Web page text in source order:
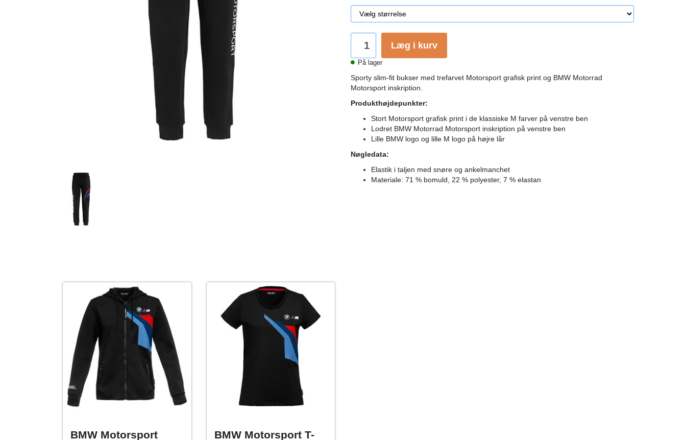
Læg i kurv
På lager
Sporty slim-fit bukser med trefarvet Motorsport grafisk print og BMW Motorrad
Motorsport inskription.
Produkthøjdepunkter:
Stort Motorsport grafisk print i de klassiske M farver på venstre ben
Lodret BMW Motorrad Motorsport inskription på venstre ben
Lille BMW logo og lille M logo på højre lår
Nøgledata:
Elastik i taljen med snøre og ankelmanchet
Materiale: 71 % bomuld, 22 % polyester, 7 % elastan
BMW Motorsport
BMW Motorsport T-